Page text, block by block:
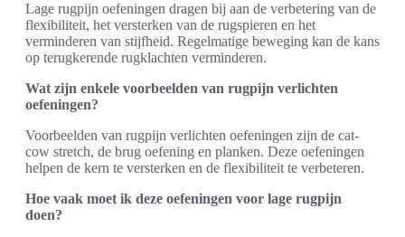
Lage rugpijn oefeningen dragen bij aan de verbetering van de
flexibiliteit, het versterken van de rugspieren en het
verminderen van stijfheid. Regelmatige beweging kan de kans
op terugkerende rugklachten verminderen.
Wat zijn enkele voorbeelden van rugpijn verlichten
oefeningen?
Voorbeelden van rugpijn verlichten oefeningen zijn de cat-
cow stretch, de brug oefening en planken. Deze oefeningen
helpen de kern te versterken en de flexibiliteit te verbeteren.
Hoe vaak moet ik deze oefeningen voor lage rugpijn
doen?